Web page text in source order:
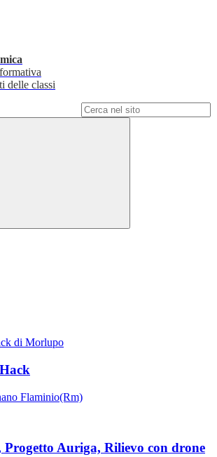
delle classi
Flaminio(Rm)
Progetto Auriga, Rilievo con drone